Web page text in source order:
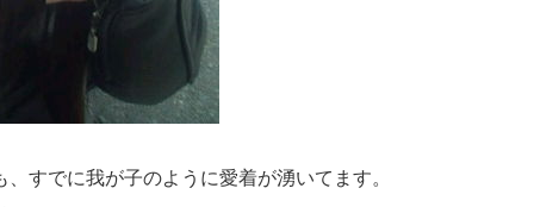
すでに我が子のように愛着が湧いてます。